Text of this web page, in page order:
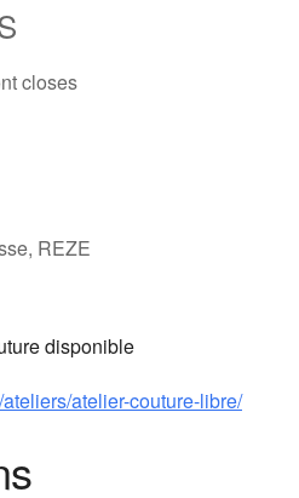
closes
REZE
disponible
atelier-couture-libre/